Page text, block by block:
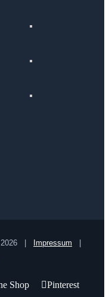
2026 | Impressum
Pinterest